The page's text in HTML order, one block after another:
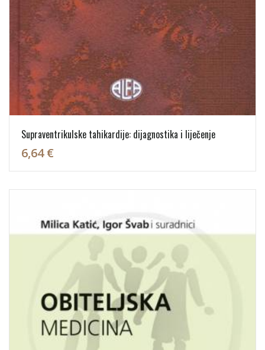
Supraventrikulske tahikardije: dijagnostika i liječenje
6,64 €